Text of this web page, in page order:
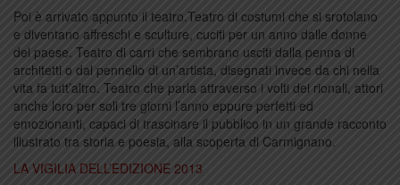
Poi è arrivato appunto il teatro.Teatro di costumi che si srotolano
e diventano affreschi e sculture, cuciti per un anno dalle donne
del paese. Teatro di carri che sembrano usciti dalla penna di
architetti o dal pennello di un’artista, disegnati invece da chi nella
vita fa tutt’altro. Teatro che parla attraverso i volti dei rionali, attori
anche loro per soli tre giorni l’anno eppure perfetti ed
emozionanti, capaci di trascinare il pubblico in un grande racconto
illustrato tra storia e poesia, alla scoperta di Carmignano.
LA VIGILIA DELL’EDIZIONE 2013